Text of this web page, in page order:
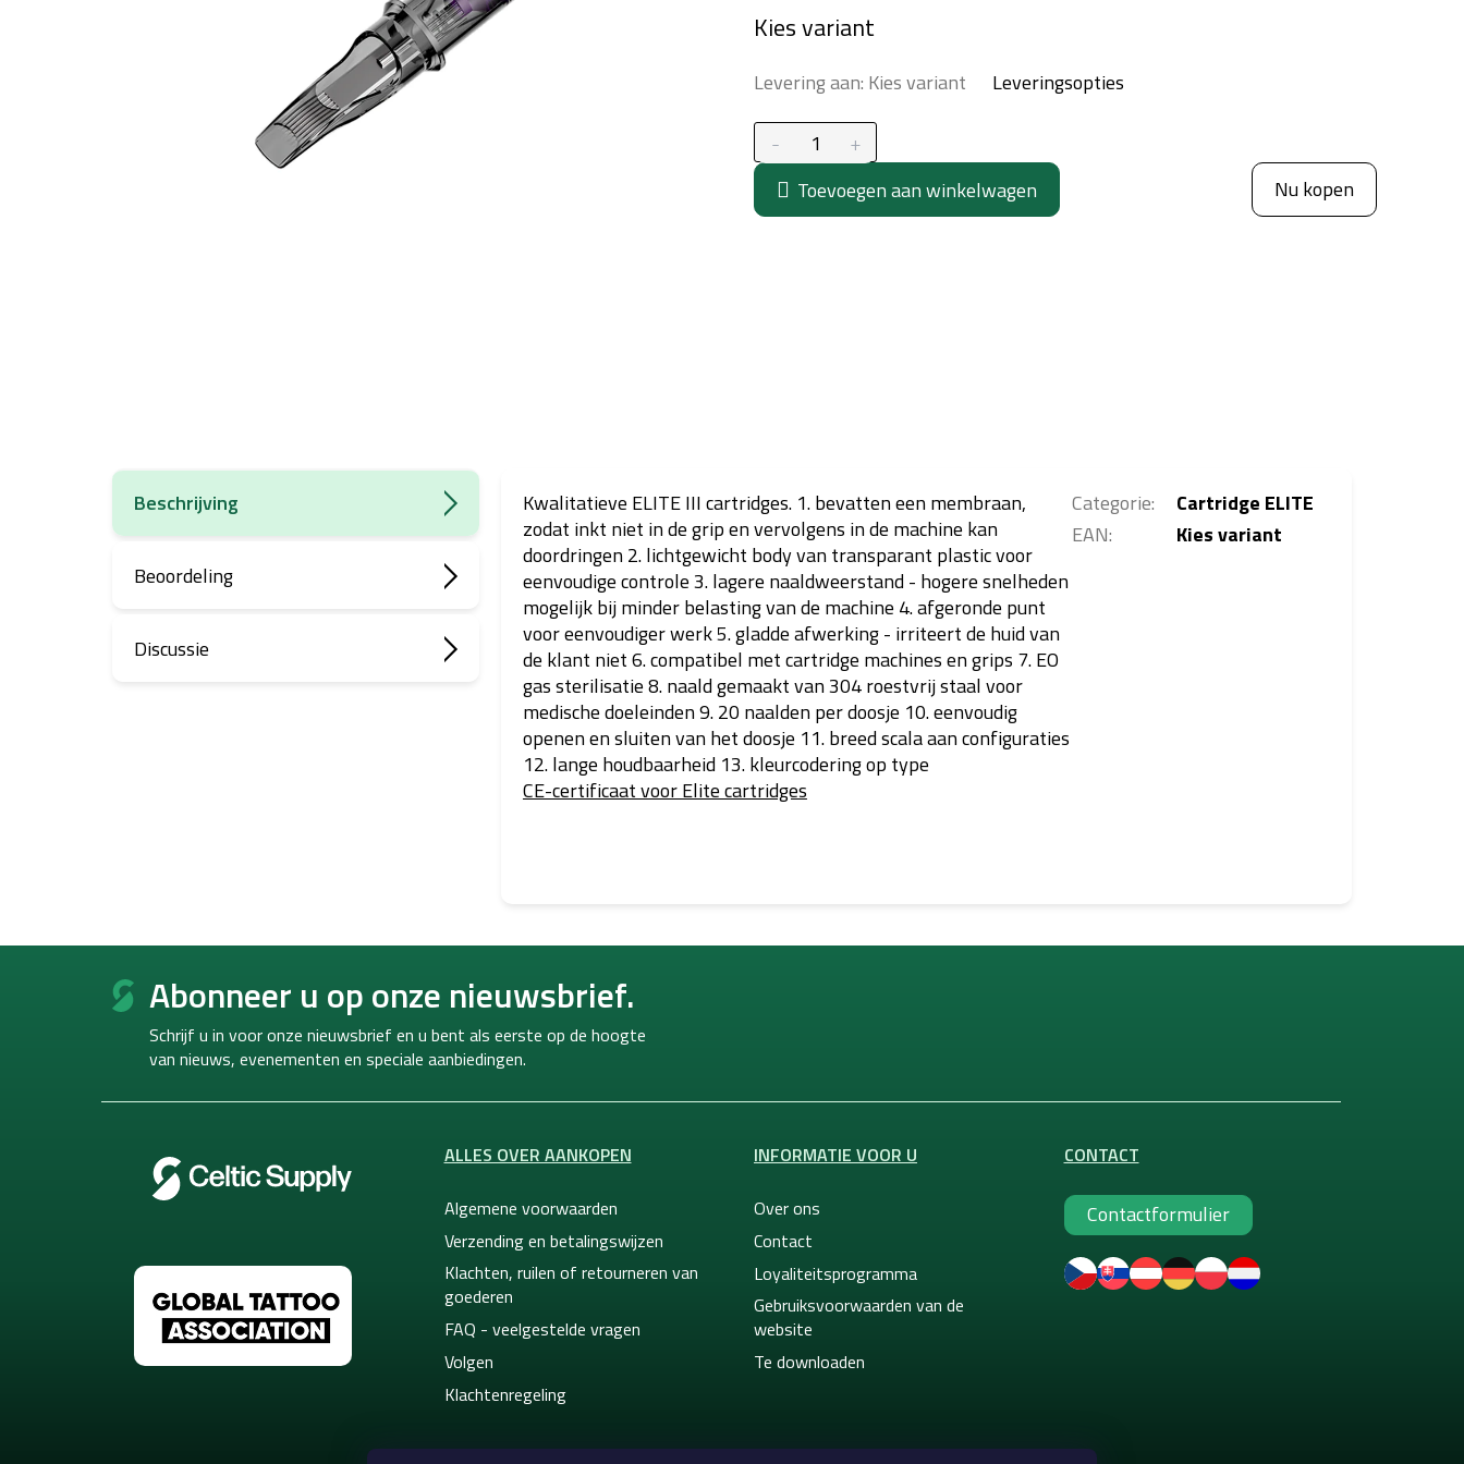
prijs:
Kies variant
Levering aan: Kies variant Leveringsopties
Toevoegen aan winkelwagen Nu kopen
Beschrijving
Beoordeling
Discussie
Kwalitatieve ELITE III cartridges. 1. bevatten een membraan,
zodat inkt niet in de grip en vervolgens in de machine kan
doordringen 2. lichtgewicht body van transparant plastic voor
eenvoudige controle 3. lagere naaldweerstand - hogere snelheden
mogelijk bij minder belasting van de machine 4. afgeronde punt
voor eenvoudiger werk 5. gladde afwerking - irriteert de huid van
de klant niet 6. compatibel met cartridge machines en grips 7. EO
gas sterilisatie 8. naald gemaakt van 304 roestvrij staal voor
medische doeleinden 9. 20 naalden per doosje 10. eenvoudig
openen en sluiten van het doosje 11. breed scala aan configuraties
12. lange houdbaarheid 13. kleurcodering op type
CE-certificaat voor Elite cartridges
Categorie:
Cartridge ELITE
EAN: Kies variant
F
Abonneer u op onze nieuwsbrief.
Schrijf u in voor onze nieuwsbrief en u bent als eerste op de hoogte
van nieuws, evenementen en speciale aanbiedingen.
ALLES OVER AANKOPEN
Algemene voorwaarden
Verzending en betalingswijzen
Klachten, ruilen of retourneren van
goederen
FAQ - veelgestelde vragen
Volgen
Klachtenregeling
INFORMATIE VOOR U
Over ons
Contact
Loyaliteitsprogramma
Gebruiksvoorwaarden van de
website
Te downloaden
CONTACT
Contactformulier